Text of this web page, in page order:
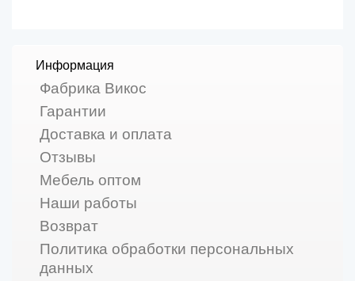
Информация
Фабрика Викос
Гарантии
Доставка и оплата
Отзывы
Мебель оптом
Наши работы
Возврат
Политика обработки персональных
данных